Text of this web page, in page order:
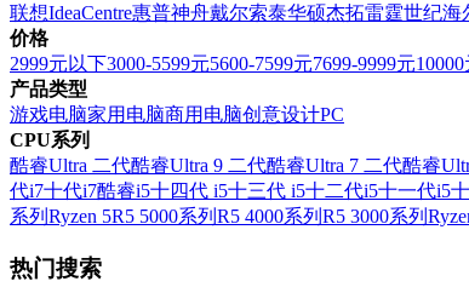
联想IdeaCentre惠普神舟戴尔索泰华硕杰拓雷霆世纪海
价格
2999元以下3000-5599元5600-7599元7699-9999元
产品类型
游戏电脑家用电脑商用电脑创意设计PC
CPU系列
酷睿Ultra 二代酷睿Ultra 9 二代酷睿Ultra 7 二代酷睿
代i7十代i7酷睿i5十四代 i5十三代 i5十二代i5十一代i5
系列 Ryzen 5R5 5000系列 R5 4000系列 R5 3000系列
热门搜索